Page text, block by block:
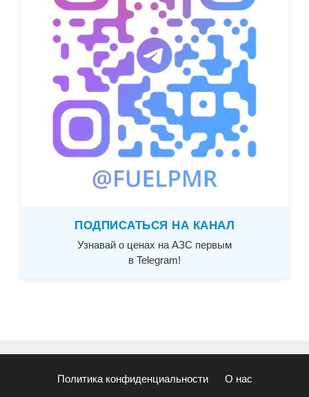
ПОДПИСАТЬСЯ НА КАНАЛ
Узнавай о ценах на АЗС первым
в Telegram!
Политика конфиденциальности О нас